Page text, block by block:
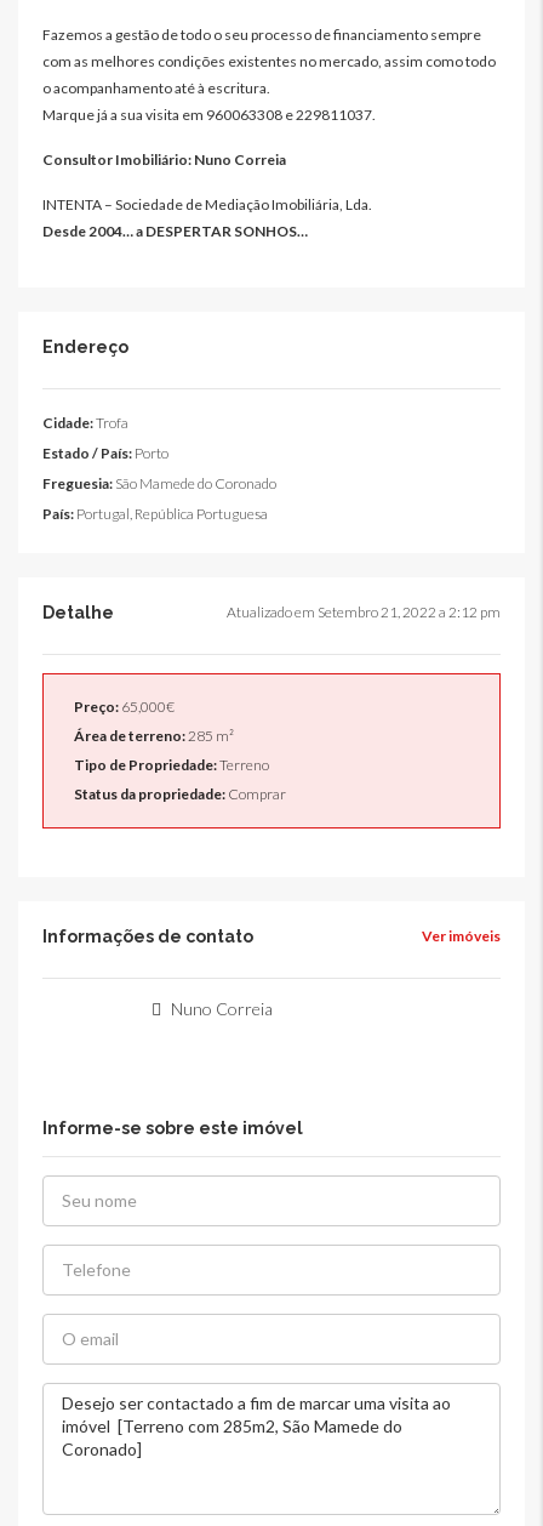
Fazemos a gestão de todo o seu processo de financiamento sempre
com as melhores condições existentes no mercado, assim como todo
o acompanhamento até à escritura.
Marque já a sua visita em 960063308 e 229811037.
Consultor Imobiliário: Nuno Correia
INTENTA – Sociedade de Mediação Imobiliária, Lda.
Desde 2004… a DESPERTAR SONHOS…
Endereço
Cidade:Trofa
Estado / País: Porto
Freguesia: São Mamede do Coronado
País: Portugal, República Portuguesa
Detalhe Atualizado em Setembro 21, 2022 a 2:12 pm
Preço: 65,000€
Área de terreno: 285 m²
Tipo de Propriedade:Terreno
Status da propriedade: Comprar
Informações de contato Ver imóveis
Nuno Correia
Informe-se sobre este imóvel